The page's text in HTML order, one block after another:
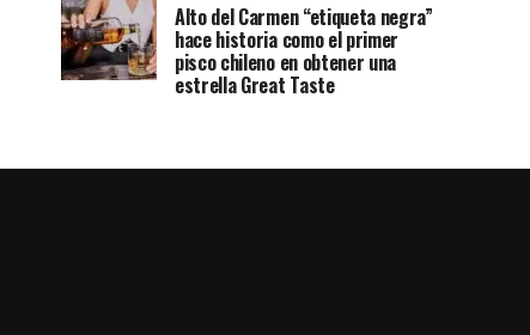
Alto del Carmen “etiqueta negra”
hace historia como el primer
pisco chileno en obtener una
estrella Great Taste